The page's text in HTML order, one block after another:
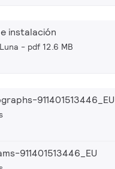
instalación
pdf 12.6 MB
911401513446_EU
911401513446_EU